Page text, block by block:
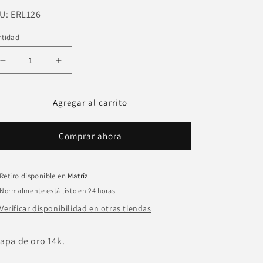
ERL126
Reducir
cantidad
para
eslabon
extencion
Aumentar
cantidad
para
Pulsera
eslabon
con
extencion
Agregar al carrito
Comprar ahora
Retiro disponible en Matríz
Normalmente está listo en 24 horas
Verificar disponibilidad en otras tiendas
de oro 14k.